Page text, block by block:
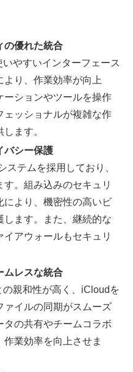
の優れた統合
やすいインターフェース
り、作業効率が向上
ーションやツールを操作
ェッショナルが複雑な作
ます。
バシー保護
ステムを採用しており、
。組み込みのセキュリ
により、機密性の高いビ
します。また、継続的な
アウォールもセキュリ
ムレスな統合
親和性が高く、iCloudを
ァイルの同期がスムーズ
タの共有やチームコラボ
業効率を向上させま